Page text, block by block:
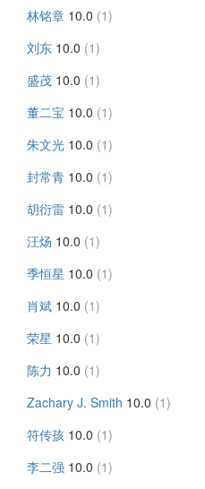
林铭章 10.0 (1)
刘东 10.0 (1)
盛茂 10.0 (1)
董二宝 10.0 (1)
朱文光 10.0 (1)
封常青 10.0 (1)
胡衍雷 10.0 (1)
汪炀 10.0 (1)
季恒星 10.0 (1)
肖斌 10.0 (1)
荣星 10.0 (1)
陈力 10.0 (1)
Zachary J. Smith 10.0 (1)
符传孩 10.0 (1)
李二强 10.0 (1)